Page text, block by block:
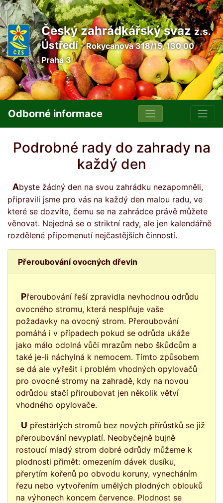
Český zahrádkářský svazz.s.
Ústředí- Rokycanova 318/15, 130 00
Praha 3
Odborné informace
Podrobné rady do zahrady na
každý den
Abyste žádný den na svou zahrádku nezapomněli,
připravili jsme pro vás na každý den malou radu, ve
které se dozvíte, čemu se na zahrádce právě můžete
věnovat. Nejedná se o striktní rady, ale jen kalendářně
rozdělené připomenutí nejčastějších činností.
Přeroubování ovocných dřevin
Přeroubování řeší zpravidla nevhodnou odrůdu
ovocného stromu, která nesplňuje vaše
požadavky na ovocný strom. Přeroubování
pomáhá i v případech pokud se odrůda ukáže
jako málo odolná vůči mrazům nebo škůdcům a
také je-li náchylná k nemocem. Tímto způsobem
se dá ale vyřešit i problém vhodných opylovačů
pro ovocné stromy na zahradě, kdy na novou
odrůdou stačí přiroubovat jen několik větví
vhodného opylovače.
U přestárlých stromů bez nových přírůstků se již
přeroubování nevyplatí. Neobyčejně bujně
rostoucí mladý strom dobré odrůdy můžeme k
plodnosti přimět: omezením dávek dusíku,
přerytím kořenů po obvodu koruny, vynecháním
řezu nebo vytvořením umělých plodných oblouků
na výhonech koncem července. Plodnost se